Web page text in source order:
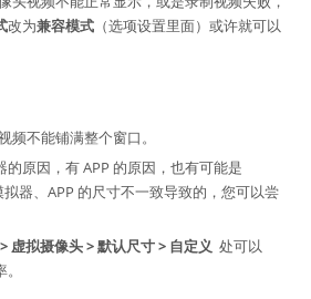
改为兼容模式（选项设置里面）或许就可以
频不能铺满整个窗口。
原因，有 APP 的原因，也有可能是
器、APP 的尺寸不一致导致的，您可以尝
虚拟摄像头 > 默认尺寸 > 自定义 处可以